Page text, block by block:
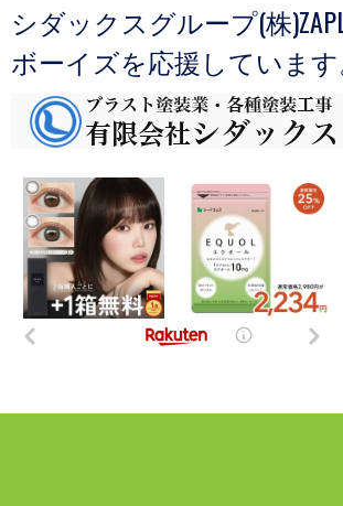
シダックスグループ(株
ボーイズを応援しています